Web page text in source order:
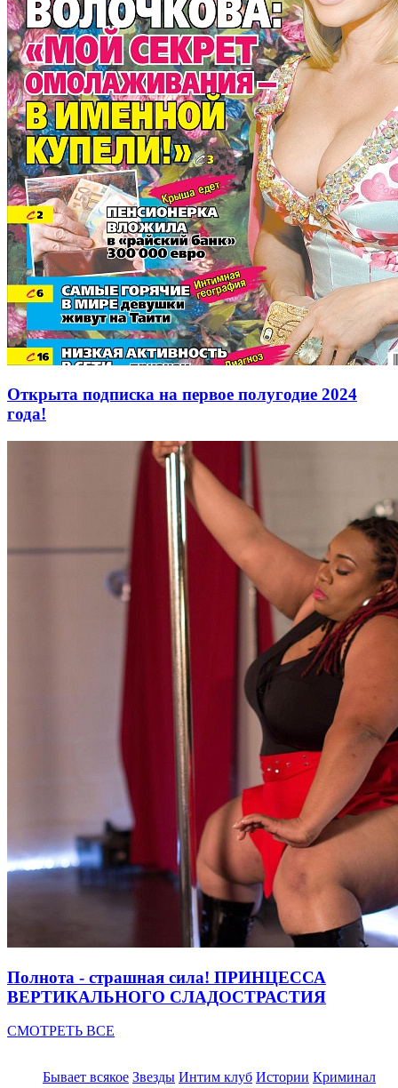
Открыта подписка на первое полугодие 2024
года!
Полнота - страшная сила! ПРИНЦЕССА
ВЕРТИКАЛЬНОГО СЛАДОСТРАСТИЯ
СМОТРЕТЬ ВСЕ
Бывает всякое Звезды Интим клуб Истории Криминал